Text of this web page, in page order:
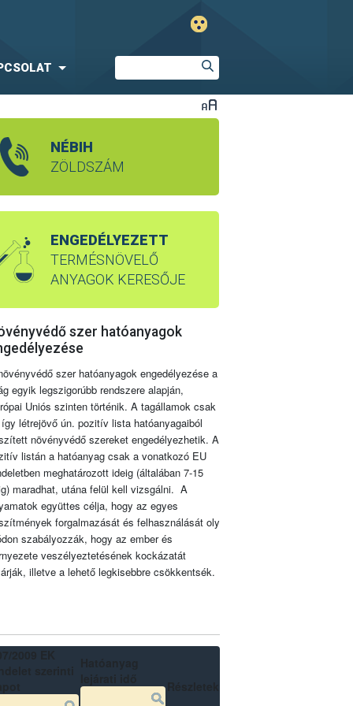
NÉBIH
ZÖLDSZÁM
ENGEDÉLYEZETT
TERMÉSNÖVELŐ
ANYAGOK KERESŐJE
szer hatóanyagok
szer hatóanyagok engedélyezése a
egyik legszigorúbb rendszere alapján,
Uniós szinten történik. A tagállamok csak
létrejövő ún. pozitív lista hatóanyagaiból
növényvédő szereket engedélyezhetik. A
listán a hatóanyag csak a vonatkozó EU
meghatározott ideig (általában 7-15
maradhat, utána felül kell vizsgálni. A
együttes célja, hogy az egyes
forgalmazását és felhasználását oly
szabályozzák, hogy az ember és
veszélyeztetésének kockázatát
illetve a lehető legkisebbre csökkentsék.